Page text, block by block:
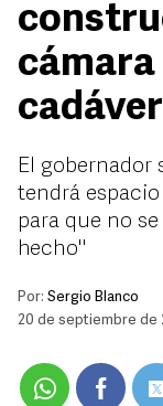
El gobernador
tendrá
para que no
hecho"
Por: Sergio Blanco
20 de septiembre de